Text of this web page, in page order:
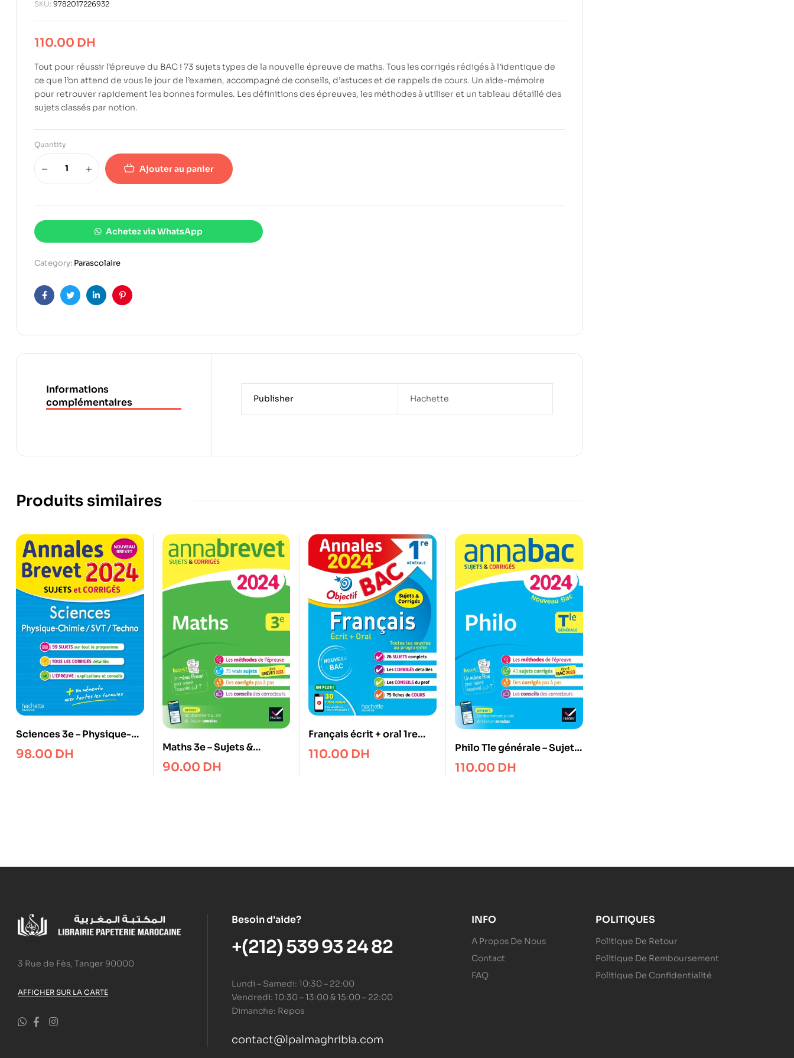
SKU: 9782017226932
110.00 DH
Tout pour réussir l’épreuve du BAC ! 73 sujets types de la nouvelle épreuve de maths. Tous les corrigés rédigés à l’identique de
ce que l’on attend de vous le jour de l’examen, accompagné de conseils, d’astuces et de rappels de cours. Un aide-mémoire
pour retrouver rapidement les bonnes formules. Les définitions des épreuves, les méthodes à utiliser et un tableau détaillé des
sujets classés par notion.
Quantity
Ajouter au panier
Achetez via WhatsApp
Category: Parascolaire
FacebookTwitterLinkedinPinterest
Informations
complémentaires
Publisher Hachette
Produits similaires
Sciences 3e – Physique-
chimie/SVT/Techno ;
Sujets et corrigés
98.00 DH
Maths 3e – Sujets &
corrigés
90.00 DH
Français écrit + oral 1re
générale – Sujets &
corrigés
110.00 DH
Philo Tle générale – Sujets
& corrigés
110.00 DH
3 Rue de Fès, Tanger 90000
AFFICHER SUR LA CARTE
Besoin d'aide?
+(212) 539 93 24 82
Lundi – Samedi: 10:30 – 22:00
Vendredi: 10:30 – 13:00 & 15:00 – 22:00
Dimanche: Repos
contact@lpalmaghribia.com
INFO
A Propos De Nous
Contact
FAQ
POLITIQUES
Politique De Retour
Politique De Remboursement
Politique De Confidentialité